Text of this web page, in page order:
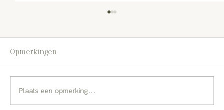
Opmerkingen
Plaats een opmerking...